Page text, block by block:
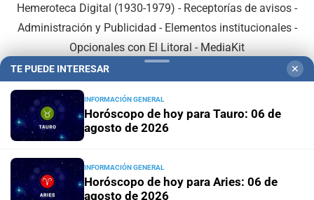
Hemeroteca Digital (1930-1979) - Receptorías de avisos -
Administración y Publicidad - Elementos institucionales-
Opcionales con El Litoral - MediaKit
En Asociación con:
TE PUEDE INTERESAR ✕
INFORMACIÓN GENERAL
Horóscopo de hoy para Tauro: 06 de
agosto de 2026
INFORMACIÓN GENERAL
Horóscopo de hoy para Aries: 06 de
agosto de 2026